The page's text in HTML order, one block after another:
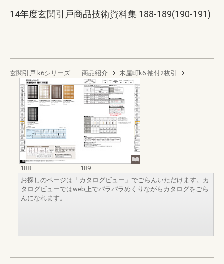
14年度玄関引戸商品技術資料集 188-189(190-191)
玄関引戸 k6シリーズ 商品紹介 木屋町k6 袖付2枚引
188
189
お探しのページは「カタログビュー」でごらんいただけます。カ
タログビューではweb上でパラパラめくりながらカタログをごら
んになれます。